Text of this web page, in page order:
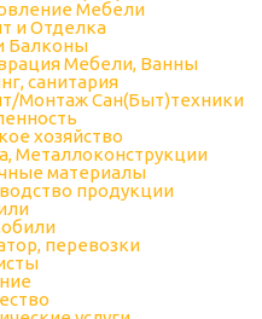
Мебели
и Отделка
Балконы
Мебели, Ванны
санитария
Монтаж Сан(Быт)техники
хозяйство
Металлоконструкции
материалы
продукции
перевозки